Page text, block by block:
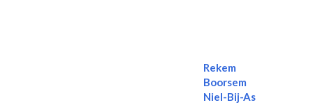
Rekem
Boorsem
Niel-Bij-As